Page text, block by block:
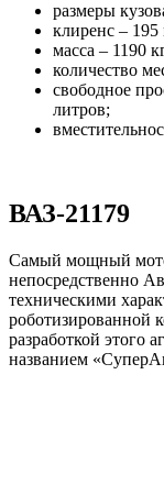
размеры
клиренс –
масса – 1190
количество
свободное
литров;
ВАЗ-21179
Самый мощный
непосредственно
техническими
роботизированной
разработкой этого
названием